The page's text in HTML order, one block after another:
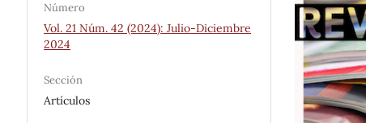
Número
Vol. 21 Núm. 42 (2024): Julio-Diciembre
2024
Sección
Artículos